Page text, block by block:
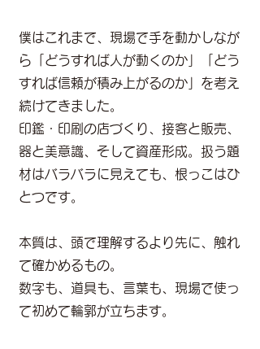
僕はこれまで、現場で手を動かしなが
ら「どうすれば人が動くのか」「どう
すれば信頼が積み上がるのか」を考え
続けてきました。
印鑑・印刷の店づくり、接客と販売、
器と美意識、そして資産形成。扱う題
材はバラバラに見えても、根っこはひ
とつです。
本質は、頭で理解するより先に、触れ
て確かめるもの。
数字も、道具も、言葉も、現場で使っ
て初めて輪郭が立ちます。